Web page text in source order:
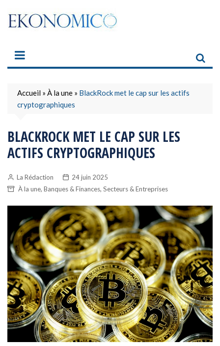
content
Accueil » À la une » BlackRock met le cap sur les actifs
cryptographiques
BLACKROCK MET LE CAP SUR LES
ACTIFS CRYPTOGRAPHIQUES
La Rédaction
24 juin 2025
À la une, Banques & Finances, Secteurs & Entreprises